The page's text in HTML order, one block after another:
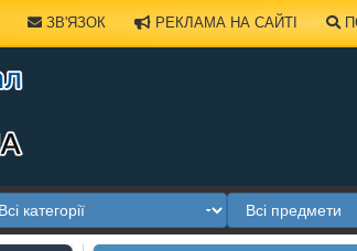
ЗВ'ЯЗОК РЕКЛАМА НА САЙТІ